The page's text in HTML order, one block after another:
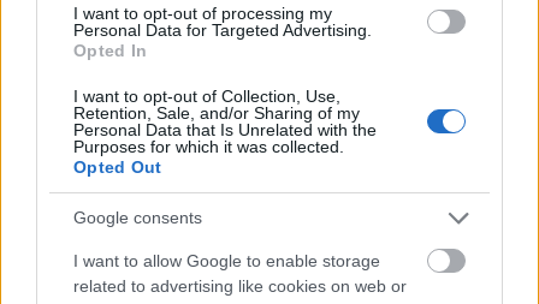
I want to opt-out of processing my
Personal Data for Targeted Advertising.
Opted In
I want to opt-out of Collection, Use,
Retention, Sale, and/or Sharing of my
Personal Data that Is Unrelated with the
Purposes for which it was collected.
Opted Out
Google consents
I want to allow Google to enable storage
related to advertising like cookies on web or
Dongó a klasszikus darabokat olyan
természetesen és biztonsággal játssza népi
tárogató, a furulyák, a duda, szaxofon
hangjai nála hozzásimulnak a zongoráéhoz.
A Bartók és Kodály műveit ihlető adatközlői
felvételekből kiindulva, s megtartva az
alkotók eredeti dinamikára és tempóra
újjal, a népi a műzenével, a tradicionális a